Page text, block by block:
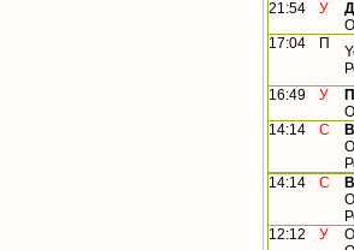
21:54 У
17:04
П
16:49
У
14:14
С
14:14
С
12:12
У